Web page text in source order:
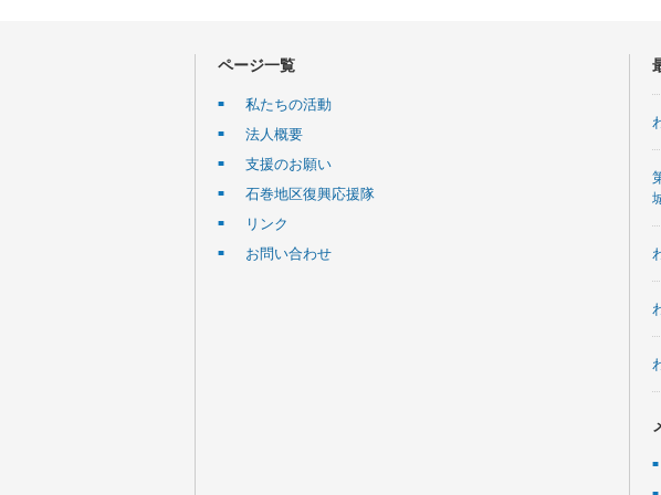
ページ一覧
私たちの活動
法人概要
支援のお願い
石巻地区復興応援隊
リンク
お問い合わせ